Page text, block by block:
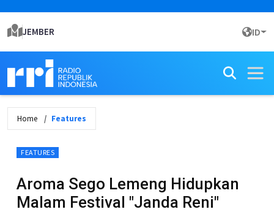
JEMBER ID
Home Features
FEATURES
Aroma Sego Lemeng Hidupkan
Malam Festival "Janda Reni"